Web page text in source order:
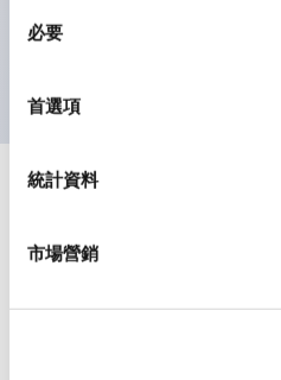
必要
首選項
統計資料
市場營銷
符合 ISO 3864-4 安全色規
功能規格